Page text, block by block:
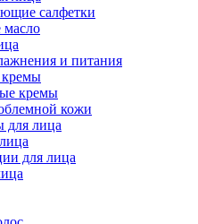
салфетки
масло
и питания
кремы
кожи
для лица
для лица